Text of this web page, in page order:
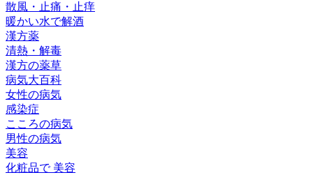
散風・止痛・止痒
暖かい水で解酒
漢方薬
清熱・解毒
漢方の薬草
病気大百科
女性の病気
感染症
こころの病気
男性の病気
美容
化粧品で 美容